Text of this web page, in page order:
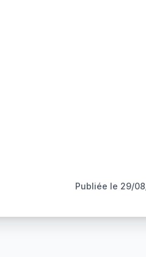
Publiée le 29/